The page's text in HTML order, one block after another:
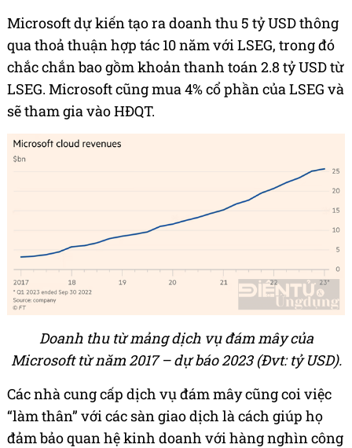
Microsoft dự kiến tạo ra doanh thu 5 tỷ USDthông
qua thoả thuận hợp tác 10 năm với LSEG, trong đó
chắc chắn bao gồm khoản thanh toán 2.8 tỷ USDtừ
LSEG. Microsoft cũng mua 4% cổ phần của LSEG và
sẽ tham gia vào HĐQT.
Doanh thu từ mảng dịch vụ đám mây của
Microsoft từ năm 2017 – dự báo 2023 (Đvt: tỷ USD).
Các nhà cung cấp dịch vụ đám mây cũng coi việc
“làm thân” với các sàn giao dịch là cách giúp họ
đảm bảo quan hệ kinh doanh với hàng nghìn công